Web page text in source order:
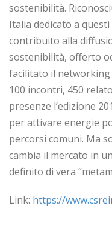
sostenibilità.
Italia dedicato a
contribuito alla
sostenibilità, offerto
facilitato il networking
100 incontri, 450
presenze l’edizione
per attivare energie
percorsi comuni. Ma
cambia il mercato in
definito di vera
Link: https://